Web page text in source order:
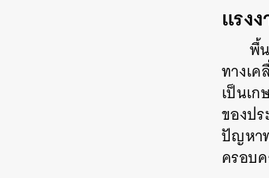
แรง
พื้
ทางเ
เป็นเ
ของป
ปัญหา
ครอบ